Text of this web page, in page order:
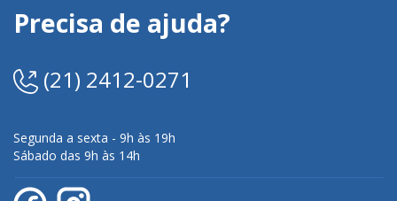
Precisa de ajuda?
(21) 2412-0271
Segunda a sexta - 9h às 19h
Sábado das 9h às 14h